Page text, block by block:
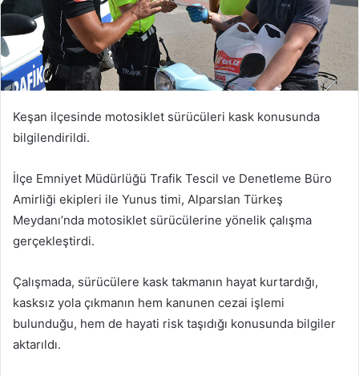
Keşan ilçesinde motosiklet sürücüleri kask konusunda
bilgilendirildi.
İlçe Emniyet Müdürlüğü Trafik Tescil ve Denetleme Büro
Amirliği ekipleri ile Yunus timi, Alparslan Türkeş
Meydanı’nda motosiklet sürücülerine yönelik çalışma
gerçekleştirdi.
Çalışmada, sürücülere kask takmanın hayat kurtardığı,
kasksız yola çıkmanın hem kanunen cezai işlemi
bulunduğu, hem de hayati risk taşıdığı konusunda bilgiler
aktarıldı.